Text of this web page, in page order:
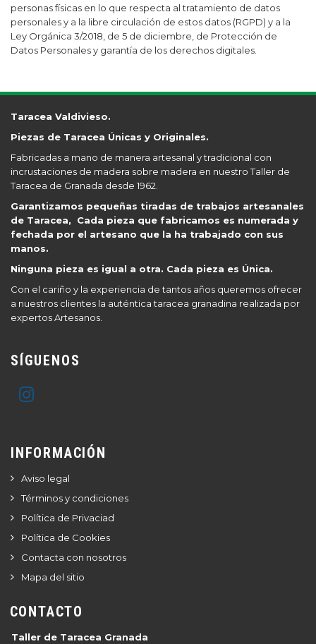
personas físicas en lo que respecta al tratamiento de datos
personales y a la libre circulación de estos datos (RGPD) y a la
Ley Orgánica 3/2018, de 5 de diciembre, de Protección de
Datos Personales y garantía de los derechos digitales.
Taracea Valdivieso.
Piezas de Taracea Únicas y Originales.
Fabricadas a mano de manera artesanal y tradicional con
incrustaciones de madera sobre madera en nuestro Taller de
Taracea de Granada desde 1962.
Garantizamos pequeñas tiradas de trabajos artesanales
de Taracea, Cada pieza que fabricamos es numerada y
fechada por el artesano que la ha trabajado con sus
manos.
Ninguna pieza es igual a otra. Cada pieza es Única.
Con el cariño y la experiencia de tantos años queremos ofrecer
a nuestros clientes la auténtica taracea granadina realizada por
expertos Artesanos.
SÍGUENOS
INFORMACIÓN
Aviso legal
Términos y condiciones
Política de Privaciad
Política de Cookies
Contacta con nosotros
Mapa del sitio
CONTACTO
Taller de Taracea Granada